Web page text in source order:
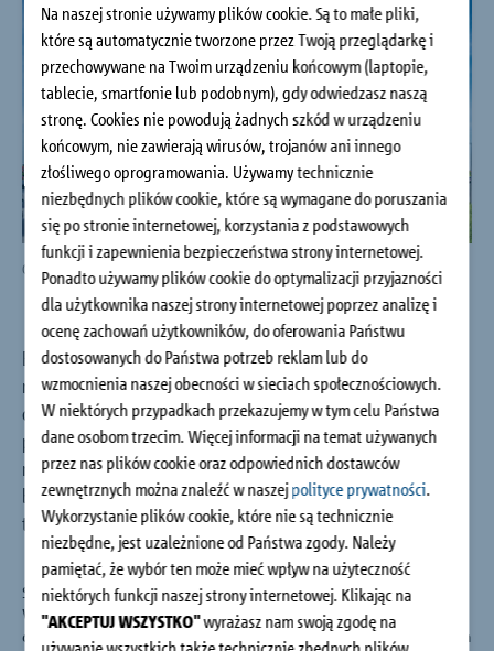
Na naszej stronie używamy plików cookie. Są to małe pliki,
które są automatycznie tworzone przez Twoją przeglądarkę i
przechowywane na Twoim urządzeniu końcowym (laptopie,
tablecie, smartfonie lub podobnym), gdy odwiedzasz naszą
stronę. Cookies nie powodują żadnych szkód w urządzeniu
końcowym, nie zawierają wirusów, trojanów ani innego
złośliwego oprogramowania. Używamy technicznie
niezbędnych plików cookie, które są wymagane do poruszania
się po stronie internetowej, korzystania z podstawowych
funkcji i zapewnienia bezpieczeństwa strony internetowej.
Ponadto używamy plików cookie do optymalizacji przyjazności
dla użytkownika naszej strony internetowej poprzez analizę i
ocenę zachowań użytkowników, do oferowania Państwu
dostosowanych do Państwa potrzeb reklam lub do
wzmocnienia naszej obecności w sieciach społecznościowych.
W niektórych przypadkach przekazujemy w tym celu Państwa
dane osobom trzecim. Więcej informacji na temat używanych
przez nas plików cookie oraz odpowiednich dostawców
zewnętrznych można znaleźć w naszejpolityce prywatności.
Wykorzystanie plików cookie, które nie są technicznie
niezbędne, jest uzależnione od Państwa zgody. Należy
pamiętać, że wybór ten może mieć wpływ na użyteczność
niektórych funkcji naszej strony internetowej. Klikając na
"AKCEPTUJ WSZYSTKO"wyrażasz nam swoją zgodę na
Serwis
Obiekty referencyjne
Budownictwo jednorodzinne
O firmie
Doradztwo i kontakt
Obiekty referencyjne Schöck Isokorb® T: Osiedle Forma Wysoka, Fot.: Maciej Lulko
Bliskość natury i spokój wydają się nieosiągalne w wielkim
mieście. Nie musimy jednak wyjeżdżać daleko, aby móc je
odnaleźć – Osiedle Forma Wysoka pozwala cieszyć się własną
przestrzenią niezakłóconą przez metropolię. Współgrające z
naturalną zielenią jest idealne dla rodziny, która ceni sobie
bezpieczeństwo i życie we własnym tempie, nie rezygnując
tym samym z atrakcji miasta.
Składające się z trzech budynków mieszkalnych osiedle Forma
Wysoka położone jest w Wysokiej – z dala od głośnego
centrum miasta, ale w pobliżu jednego z wrocławskich centrum